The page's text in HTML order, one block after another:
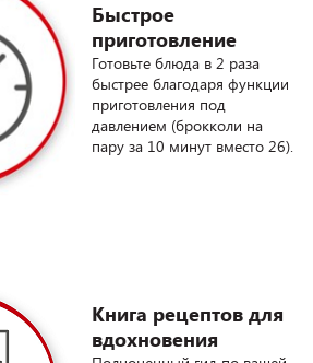
Быстрое
приготовление
Готовьте блюда в 2 раза
быстрее благодаря функции
приготовления под
давлением (брокколи на
пару за 10 минут вместо 26).
Книга рецептов для
вдохновения